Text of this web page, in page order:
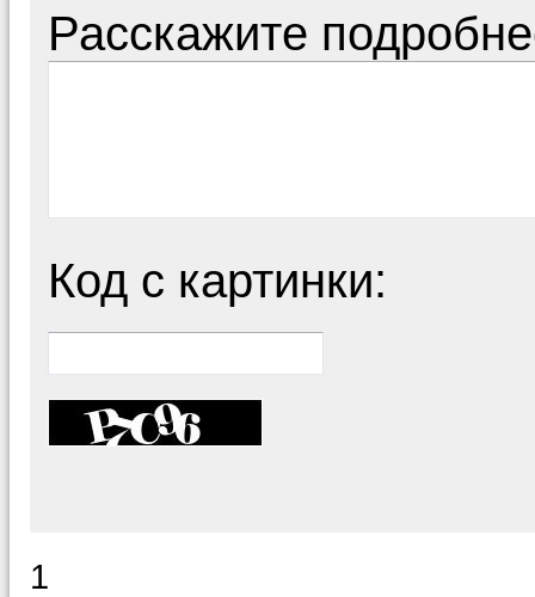
Расскажите
Код с картинки:
1